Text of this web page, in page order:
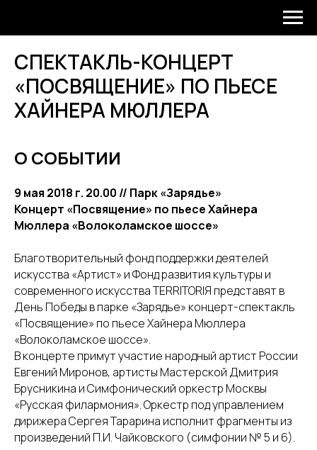
СПЕКТАКЛЬ-КОНЦЕРТ
«ПОСВЯЩЕНИЕ» ПО ПЬЕСЕ
ХАЙНЕРА МЮЛЛЕРА
О СОБЫТИИ
9 мая 2018 г. 20.00 // Парк «Зарядье»
Концерт «Посвящение» по пьесе Хайнера
Мюллера «Волоколамское шоссе»
Благотворительный фонд поддержки деятелей
искусства «Артист» и Фонд развития культуры и
современного искусства TERRITORIЯ представят в
День Победы в парке «Зарядье» концерт-спектакль
«Посвящение» по пьесе Хайнера Мюллера
«Волоколамское шоссе».
В концерте примут участие народный артист России
Евгений Миронов, артисты Мастерской Дмитрия
Брусникина и Симфонический оркестр Москвы
«Русская филармония». Оркестр под управлением
дирижера Сергея Тарарина исполнит фрагменты из
произведений П.И. Чайковского (симфонии № 5 и 6).